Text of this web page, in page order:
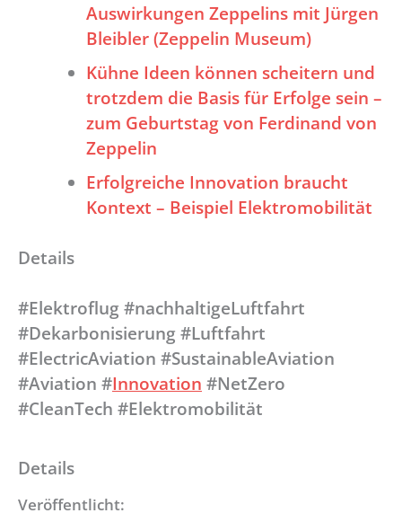
Auswirkungen Zeppelins mit Jürgen
Bleibler (Zeppelin Museum)
Kühne Ideen können scheitern und
trotzdem die Basis für Erfolge sein –
zum Geburtstag von Ferdinand von
Zeppelin
Erfolgreiche Innovation braucht
Kontext – Beispiel Elektromobilität
Details
#Elektroflug #nachhaltigeLuftfahrt
#Dekarbonisierung #Luftfahrt
#ElectricAviation #SustainableAviation
#Aviation #Innovation #NetZero
#CleanTech #Elektromobilität
Details
Veröffentlicht: